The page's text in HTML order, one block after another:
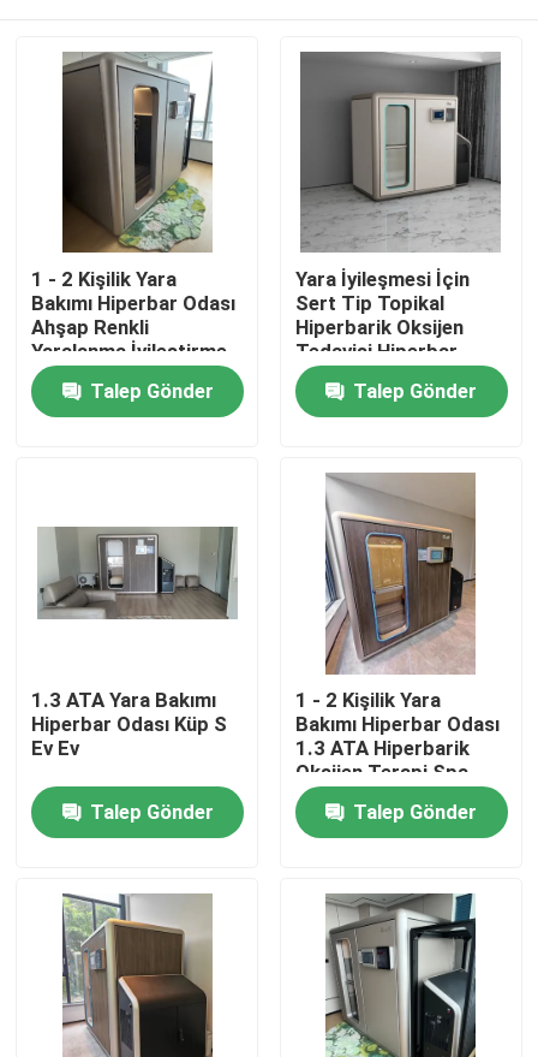
Ev
Hakkımızda
Kalite kontrol
Bir teklif isteği
HBOT Hiperbar Odası
Hiperbar Odası SPA
Ters Yaşlanma Hiperbar Odası
1 - 2 Kişilik Yara
Bakımı Hiperbar Odası
Ahşap Renkli
Yaralanma İyileştirme
HBOT Odası
Talep Gönder
Yara İyileşmesi İçin
Sert Tip Topikal
Hiperbarik Oksijen
Tedavisi Hiperbar
Odası
Talep Gönder
1.3 ATA Yara Bakımı
Hiperbar Odası Küp S
Ev Ev
Talep Gönder
1 - 2 Kişilik Yara
Bakımı Hiperbar Odası
1.3 ATA Hiperbarik
Oksijen Terapi Spa
Talep Gönder